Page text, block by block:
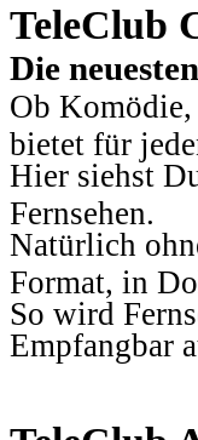
TeleClub
Die
Ob
bietet für
Hier siehst
Fernsehen.
Natürlich
Format, in
So wird
Empfangbar